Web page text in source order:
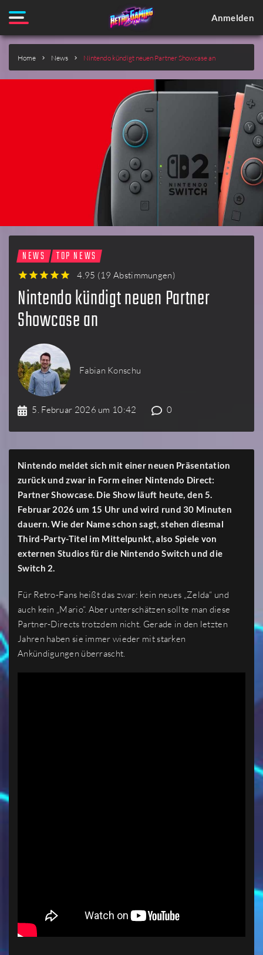
Anmelden
Home News Nintendo kündigt neuen Partner Showcase an
NEWS TOP NEWS
4.95 (19 Abstimmungen)
Nintendo kündigt neuen Partner
Showcase an
Fabian Konschu
5. Februar 2026 um 10:42 0
Nintendo meldet sich mit einer neuen Präsentation
zurück und zwar in Form einer Nintendo Direct:
Partner Showcase. Die Show läuft heute, den 5.
Februar 2026 um 15 Uhr und wird rund 30 Minuten
dauern. Wie der Name schon sagt, stehen diesmal
Third-Party-Titel im Mittelpunkt, also Spiele von
externen Studios für die Nintendo Switch und die
Switch 2.
Für Retro-Fans heißt das zwar: kein neues „Zelda“ und
auch kein „Mario“. Aber unterschätzen sollte man diese
Partner-Directs trotzdem nicht. Gerade in den letzten
Jahren haben sie immer wieder mit starken
Ankündigungen überrascht.